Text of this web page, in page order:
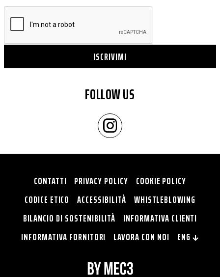
ISCRIVIMI
FOLLOW US
CONTATTI PRIVACY POLICY COOKIE POLICY
CODICE ETICO
ACCESSIBILITÀ WHISTLEBLOWING
BILANCIO DI SOSTENIBILITÀ INFORMATIVA CLIENTI
INFORMATIVA FORNITORI LAVORA CON NOI ENG